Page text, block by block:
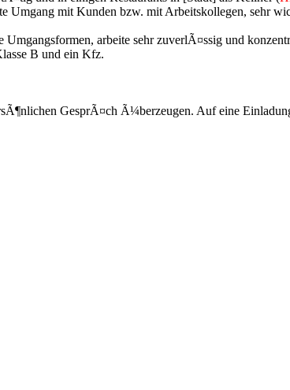
Umgang mit Kunden bzw. mit Arbeitskollegen, sehr
arbeite sehr zuverlÃ¤ssig und
B und ein Kfz.
GesprÃ¤ch Ã¼berzeugen. Auf eine